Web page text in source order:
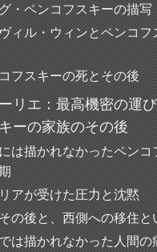
・ペンコフスキーの描写
ィル・ウィンとペンコフ
フスキーの死とその後
リエ：最高機密の運
ーの家族のその後
は描かれなかったペンコ
アが受けた圧力と沈黙
の後と、西側への移住と
は描かれなかった人間の